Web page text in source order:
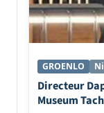
GROENLO
Directeur
Museum